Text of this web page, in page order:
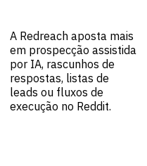
A Redreach aposta mais
em prospecção assistida
por IA, rascunhos de
respostas, listas de
leads ou fluxos de
execução no Reddit.